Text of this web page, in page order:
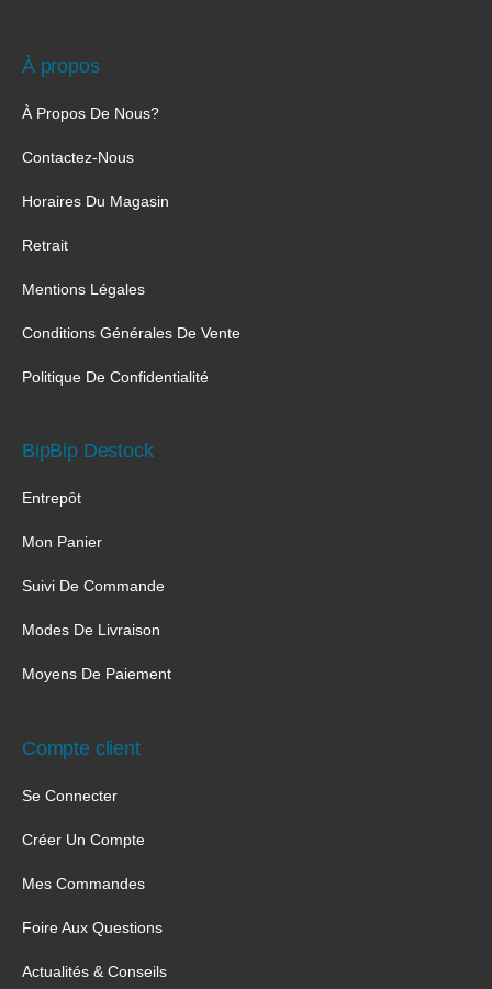
À propos
À Propos De Nous?
Contactez-Nous
Horaires Du Magasin
Retrait
Mentions Légales
Conditions Générales De Vente
Politique De Confidentialité
BipBip Destock
Entrepôt
Mon Panier
Suivi De Commande
Modes De Livraison
Moyens De Paiement
Compte client
Se Connecter
Créer Un Compte
Mes Commandes
Foire Aux Questions
Actualités & Conseils